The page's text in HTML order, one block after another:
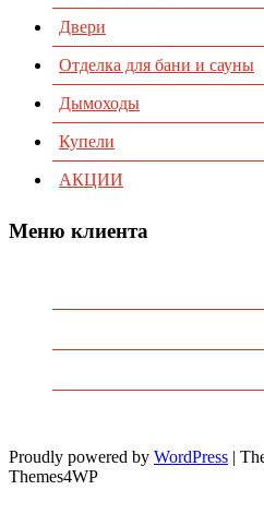
Двери
Отделка для бани и сауны
Дымоходы
Купели
АКЦИИ
Меню клиента
Proudly powered by WordPress |
Themes4WP